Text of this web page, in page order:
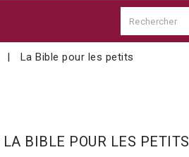
La Bible pour les petits
LA BIBLE POUR LES PETITS